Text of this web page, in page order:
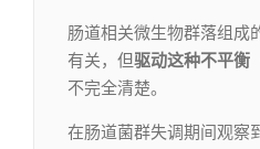
肠道相关微生物群落组成
有关，但驱动这种不平衡
不完全清楚。
在肠道菌群失调期间观察